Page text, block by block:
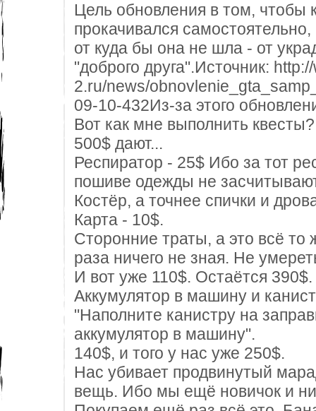
Цель обновления в том, чтобы
прокачивался
от куда бы она не шла - от
"доброго друга".Источник:
2.ru/news/
09-10-432Из-за этого
Вот как мне выполнить
500$ дают...
Респиратор - 25$ Ибо за тот
пошиве одежды не
Костёр, а точнее спички и
Карта - 10$.
Сторонние траты, а это всё то
раза ничего не зная. Не
И вот уже 110$. Остаётся 390$.
Аккумулятор в машину и
"Наполните канистру на
аккумулятор в машину".
140$, и того у нас уже 250$.
Нас убивает продвинутый
вещь. Ибо мы ещё новичок и